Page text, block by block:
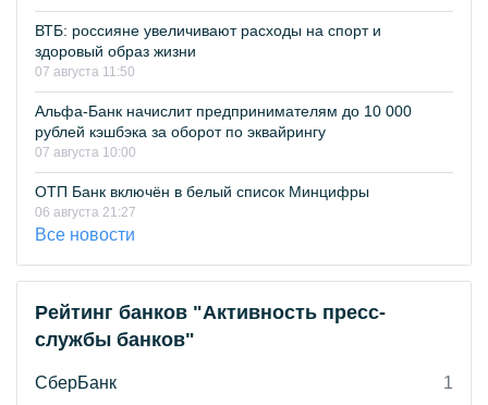
ВТБ: россияне увеличивают расходы на спорт и
здоровый образ жизни
07 августа 11:50
Альфа-Банк начислит предпринимателям до 10 000
рублей кэшбэка за оборот по эквайрингу
07 августа 10:00
ОТП Банк включён в белый список Минцифры
06 августа 21:27
Все новости
Рейтинг банков "Активность пресс-
службы банков"
СберБанк
1